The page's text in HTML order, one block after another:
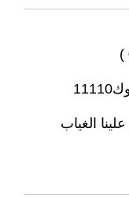
الغياب